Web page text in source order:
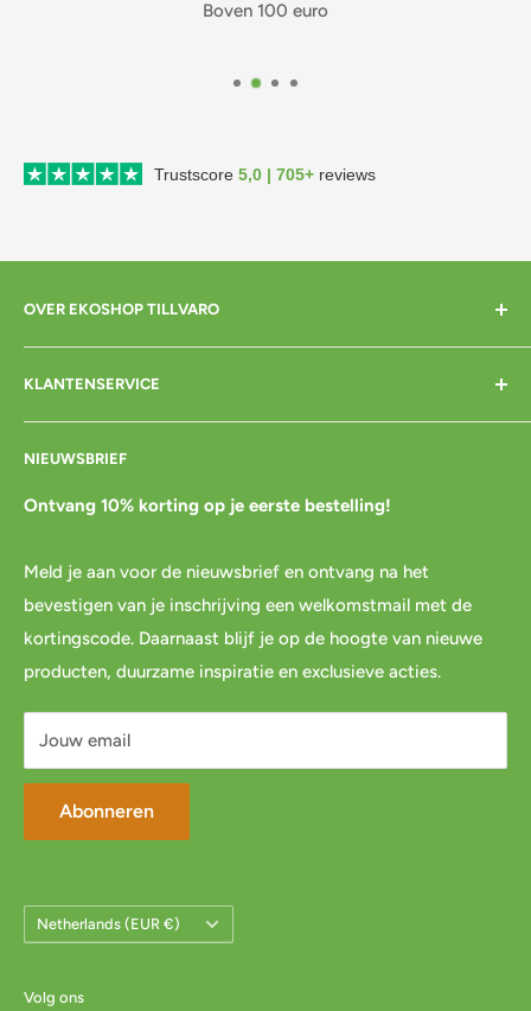
Boven 100 euro
Trustscore 5,0 | 705+ reviews
OVER EKOSHOP TILLVARO
Over mij
Contact
Cadeaubon
Pre-order
Blog
Links
Privacybeleid
Servicevoorwaarden
KLANTENSERVICE
Betalen
Bestellen
Spaar & verdien
Cadeau inpakservice
FAQ
Mijn account
NIEUWSBRIEF
Ontvang 10% korting op je eerste bestelling!
Meld je aan voor de nieuwsbrief en ontvang na het
bevestigen van je inschrijving een welkomstmail met de
kortingscode. Daarnaast blijf je op de hoogte van nieuwe
producten, duurzame inspiratie en exclusieve acties.
Jouw email
Abonneren
Land/Regio
Netherlands (EUR €)
Volg ons